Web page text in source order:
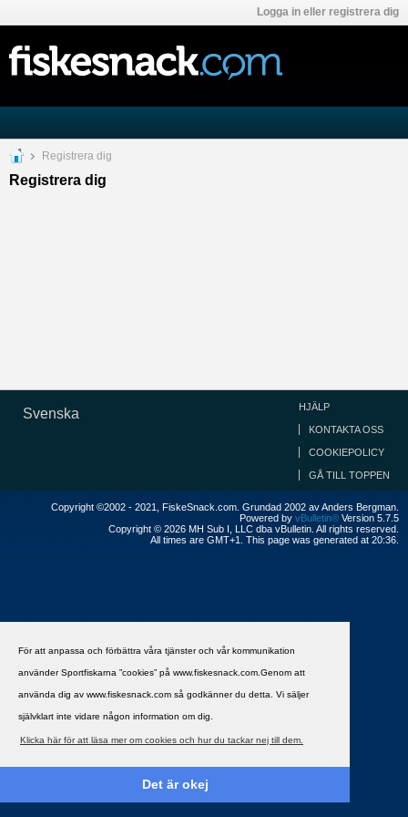
För att anpassa och förbättra våra tjänster och vår kommunikation
använder Sportfiskarna ”cookies” på www.fiskesnack.com.Genom att
använda dig av www.fiskesnack.com så godkänner du detta. Vi säljer
självklart inte vidare någon information om dig.
Klicka här för att läsa mer om cookies och hur du tackar nej till dem.
Det är okej
Logga in eller registrera dig
Registrera dig
Registrera dig
Svenska HJÄLP
KONTAKTA OSS
COOKIEPOLICY
GÅ TILL TOPPEN
Copyright ©2002 - 2021, FiskeSnack.com. Grundad 2002 av Anders Bergman.
Powered by vBulletin® Version 5.7.5
Copyright © 2026 MH Sub I, LLC dba vBulletin. All rights reserved.
All times are GMT+1. This page was generated at 20:36.